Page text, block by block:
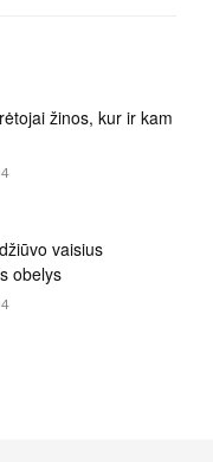
žinos, kur ir kam
vaisius
obelys